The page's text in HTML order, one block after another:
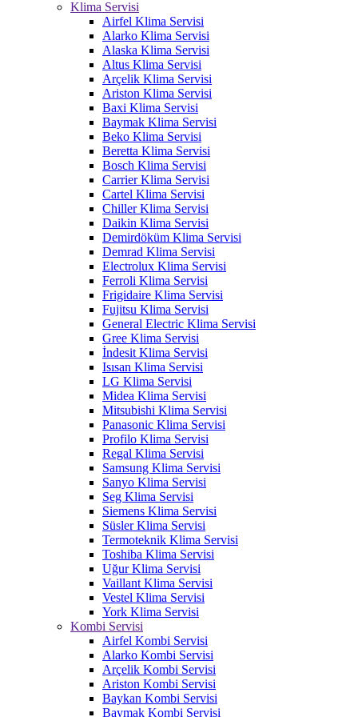
Klima Servisi
Airfel Klima Servisi
Alarko Klima Servisi
Alaska Klima Servisi
Altus Klima Servisi
Arçelik Klima Servisi
Ariston Klima Servisi
Baxi Klima Servisi
Baymak Klima Servisi
Beko Klima Servisi
Beretta Klima Servisi
Bosch Klima Servisi
Carrier Klima Servisi
Cartel Klima Servisi
Chiller Klima Servisi
Daikin Klima Servisi
Demirdöküm Klima Servisi
Demrad Klima Servisi
Electrolux Klima Servisi
Ferroli Klima Servisi
Frigidaire Klima Servisi
Fujitsu Klima Servisi
General Electric Klima Servisi
Gree Klima Servisi
İndesit Klima Servisi
Isısan Klima Servisi
LG Klima Servisi
Midea Klima Servisi
Mitsubishi Klima Servisi
Panasonic Klima Servisi
Profilo Klima Servisi
Regal Klima Servisi
Samsung Klima Servisi
Sanyo Klima Servisi
Seg Klima Servisi
Siemens Klima Servisi
Süsler Klima Servisi
Termoteknik Klima Servisi
Toshiba Klima Servisi
Uğur Klima Servisi
Vaillant Klima Servisi
Vestel Klima Servisi
York Klima Servisi
Kombi Servisi
Airfel Kombi Servisi
Alarko Kombi Servisi
Arçelik Kombi Servisi
Ariston Kombi Servisi
Baykan Kombi Servisi
Baymak Kombi Servisi